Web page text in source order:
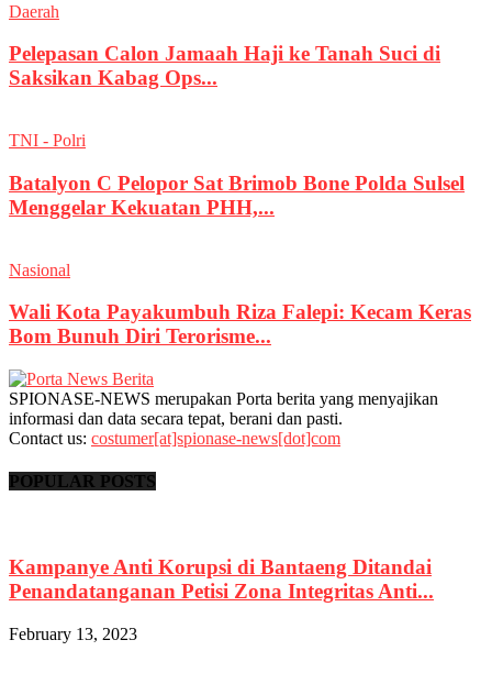
Daerah
Pelepasan Calon Jamaah Haji ke Tanah Suci di
Saksikan Kabag Ops...
TNI - Polri
Batalyon C Pelopor Sat Brimob Bone Polda Sulsel
Menggelar Kekuatan PHH,...
Nasional
Wali Kota Payakumbuh Riza Falepi: Kecam Keras
Bom Bunuh Diri Terorisme...
SPIONASE-NEWS merupakan Porta berita yang menyajikan
informasi dan data secara tepat, berani dan pasti.
Contact us: costumer[at]spionase-news[dot]com
POPULAR POSTS
Kampanye Anti Korupsi di Bantaeng Ditandai
Penandatanganan Petisi Zona Integritas Anti...
February 13, 2023